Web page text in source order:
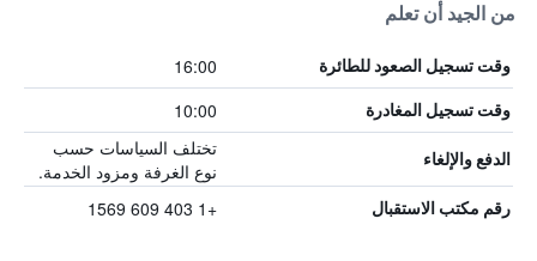
من الجيد أن تعلم
وقت تسجيل الصعود للطائرة 16:00
وقت تسجيل المغادرة 10:00
الدفع والإلغاء
تختلف السياسات حسب
نوع الغرفة ومزود الخدمة.
رقم مكتب الاستقبال +1 403 609 1569